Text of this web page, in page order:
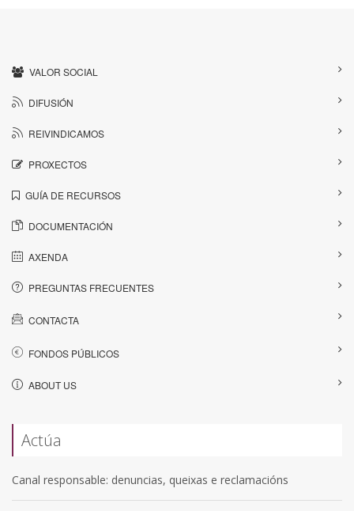
VALOR SOCIAL
DIFUSIÓN
REIVINDICAMOS
PROXECTOS
GUÍA DE RECURSOS
DOCUMENTACIÓN
AXENDA
PREGUNTAS FRECUENTES
CONTACTA
FONDOS PÚBLICOS
ABOUT US
Actúa
Canal responsable: denuncias, queixas e reclamacións